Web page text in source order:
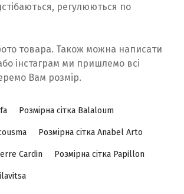
регулюються по
товара. Також можна написати
інстаграм ми пришлемо всі
Вам розмір.
Розмірна сітка Balaloum
Розмірна сітка Anabel Arto
Cardin Розмірна сітка Papillon